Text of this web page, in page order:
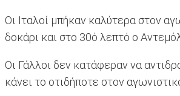
Οι Ιταλοί μπήκαν καλύτερα στον
δοκάρι και στο 30ό λεπτό ο
Οι Γάλλοι δεν κατάφεραν να
κάνει το οτιδήποτε στον